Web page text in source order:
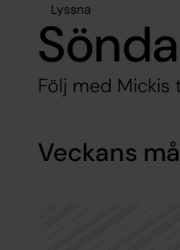
Lyssna
Följ med Mickis
Veckans